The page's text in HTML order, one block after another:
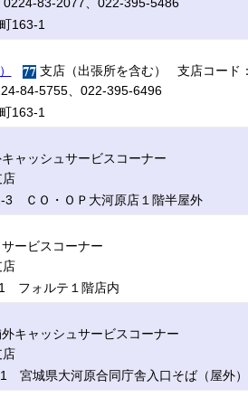
163-1
支店（出張所を含む） 支店コード
84-5755、022-395-6496
163-1
キャッシュサービスコーナー
3 ＣＯ・ＯＰ大河原店１階半屋外
ービスコーナー
フォルテ１階店内
外キャッシュサービスコーナー
宮城県大河原合同庁舎入口そば（屋外）